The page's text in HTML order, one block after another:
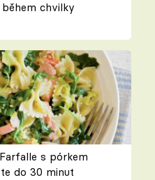
chvilky
s pórkem
do 30 minut